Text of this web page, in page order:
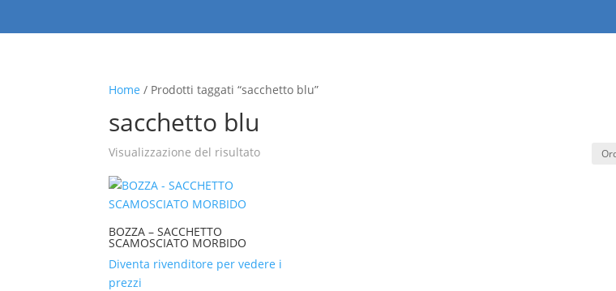
Home / Prodotti taggati “sacchetto blu”
sacchetto blu
Visualizzazione del risultato
BOZZA – SACCHETTO
SCAMOSCIATO MORBIDO
Diventa rivenditore per vedere i
prezzi